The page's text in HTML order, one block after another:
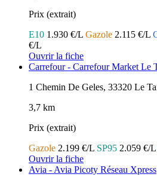
Prix (extrait)
E10 1.930 €/L Gazole 2.115 €/L
€/L
Ouvrir la fiche
Carrefour - Carrefour Market Le
1 Chemin De Geles, 33320 Le
3,7 km
Prix (extrait)
Gazole 2.199 €/L SP95 2.059 €/L
Ouvrir la fiche
Avia - Avia Picoty Réseau Xpress